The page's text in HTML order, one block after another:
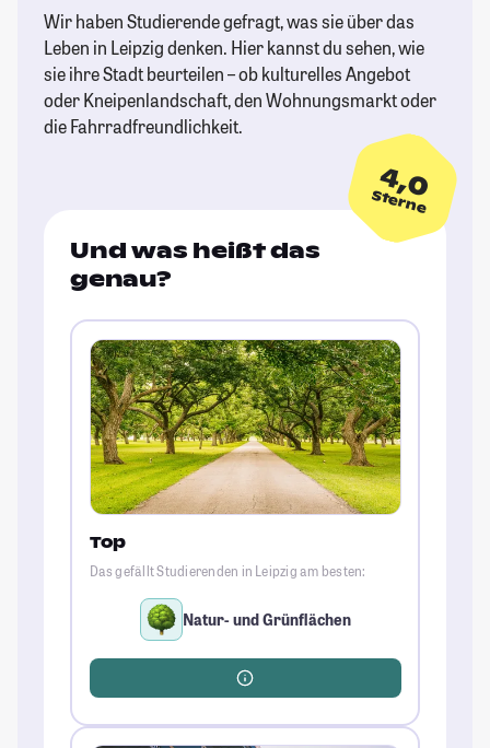
Wir haben Studierende gefragt, was sie über das
Leben in Leipzig denken. Hier kannst du sehen, wie
sie ihre Stadt beurteilen – ob kulturelles Angebot
oder Kneipenlandschaft, den Wohnungsmarkt oder
die Fahrradfreundlichkeit.
4,0
Sterne
Und was heißt das
genau?
Top
Das gefällt Studierenden in Leipzig am besten:
Natur- und Grünflächen